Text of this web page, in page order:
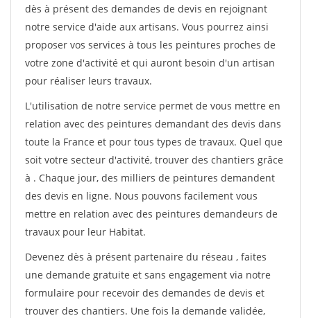
dès à présent des demandes de devis en rejoignant
notre service d'aide aux artisans. Vous pourrez ainsi
proposer vos services à tous les peintures proches de
votre zone d'activité et qui auront besoin d'un artisan
pour réaliser leurs travaux.
L'utilisation de notre service permet de vous mettre en
relation avec des peintures demandant des devis dans
toute la France et pour tous types de travaux. Quel que
soit votre secteur d'activité, trouver des chantiers grâce
à . Chaque jour, des milliers de peintures demandent
des devis en ligne. Nous pouvons facilement vous
mettre en relation avec des peintures demandeurs de
travaux pour leur Habitat.
Devenez dès à présent partenaire du réseau , faites
une demande gratuite et sans engagement via notre
formulaire pour recevoir des demandes de devis et
trouver des chantiers. Une fois la demande validée,